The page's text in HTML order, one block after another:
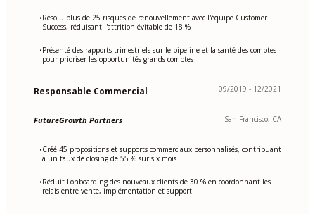
•Résolu plus de 25 risques de renouvellement avec l'équipe Customer
Success, réduisant l'attrition évitable de 18 %
•Présenté des rapports trimestriels sur le pipeline et la santé des comptes
pour prioriser les opportunités grands comptes
Responsable Commercial 09/2019 - 12/2021
FutureGrowth Partners San Francisco, CA
•Créé 45 propositions et supports commerciaux personnalisés, contribuant
à un taux de closing de 55 % sur six mois
•Réduit l'onboarding des nouveaux clients de 30 % en coordonnant les
relais entre vente, implémentation et support